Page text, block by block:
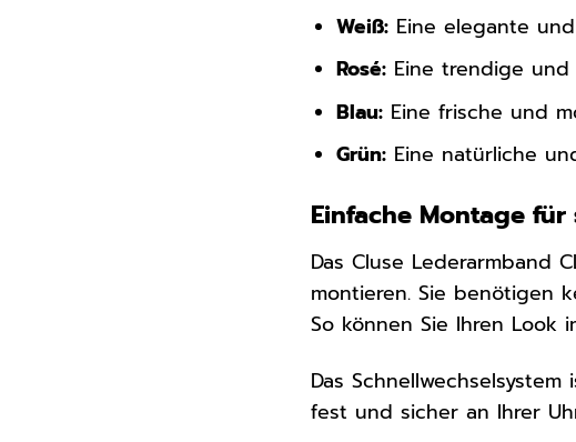
Weiß: Eine elegante
Rosé: Eine trendige
Blau: Eine frische und
Grün: Eine natürliche
Einfache Montage
Das Cluse Lederarmband
montieren. Sie benötigen
So können Sie Ihren Look
Das
fest und sicher an Ihrer